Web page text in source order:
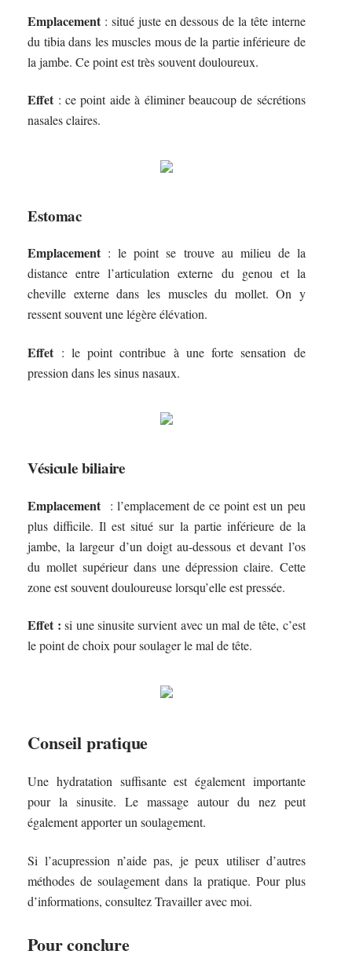
Emplacement : situé juste en dessous de la tête interne
du tibia dans les muscles mous de la partie inférieure de
la jambe. Ce point est très souvent douloureux.
Effet : ce point aide à éliminer beaucoup de sécrétions
nasales claires.
Estomac
Emplacement : le point se trouve au milieu de la
distance entre l’articulation externe du genou et la
cheville externe dans les muscles du mollet. On y
ressent souvent une légère élévation.
Effet : le point contribue à une forte sensation de
pression dans les sinus nasaux.
Vésicule biliaire
Emplacement : l’emplacement de ce point est un peu
plus difficile. Il est situé sur la partie inférieure de la
jambe, la largeur d’un doigt au-dessous et devant l’os
du mollet supérieur dans une dépression claire. Cette
zone est souvent douloureuse lorsqu’elle est pressée.
Effet :si une sinusite survient avec un mal de tête, c’est
le point de choix pour soulager le mal de tête.
Conseil pratique
Une hydratation suffisante est également importante
pour la sinusite. Le massage autour du nez peut
également apporter un soulagement.
Si l’acupression n’aide pas, je peux utiliser d’autres
méthodes de soulagement dans la pratique. Pour plus
d’informations, consultez Travailler avec moi.
Pour conclure